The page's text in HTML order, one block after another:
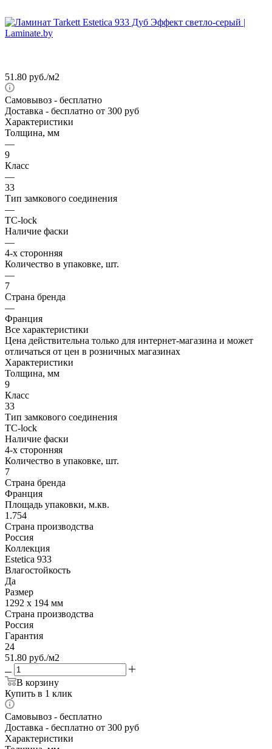
51.80 руб./м2
Самовывоз - бесплатно
Доставка - бесплатно от 300 руб
Характеристики
Толщина, мм
—
9
Класс
—
33
Тип замкового соединения
—
TC-lock
Наличие фаски
—
4-х сторонняя
Количество в упаковке, шт.
—
7
Страна бренда
—
Франция
Все характеристики
Цена действительна только для интернет-магазина и может
отличаться от цен в розничных магазинах
Характеристики
Толщина, мм
9
Класс
33
Тип замкового соединения
TC-lock
Наличие фаски
4-х сторонняя
Количество в упаковке, шт.
7
Страна бренда
Франция
Площадь упаковки, м.кв.
1.754
Страна производства
Россия
Коллекция
Estetica 933
Влагостойкость
Да
Размер
1292 x 194 мм
Страна производства
Россия
Гарантия
24
51.80 руб./м2
В корзину
Купить в 1 клик
Самовывоз - бесплатно
Доставка - бесплатно от 300 руб
Характеристики